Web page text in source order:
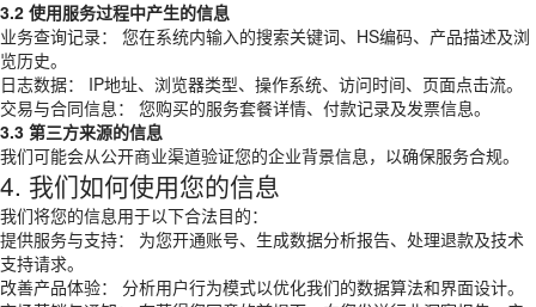
3.2 使用服务过程中产生的信息
业务查询记录： 您在系统内输入的搜索关键词、HS编码、产品描述及浏
览历史。
日志数据： IP地址、浏览器类型、操作系统、访问时间、页面点击流。
交易与合同信息： 您购买的服务套餐详情、付款记录及发票信息。
3.3 第三方来源的信息
我们可能会从公开商业渠道验证您的企业背景信息，以确保服务合规。
4. 我们如何使用您的信息
我们将您的信息用于以下合法目的：
提供服务与支持： 为您开通账号、生成数据分析报告、处理退款及技术
支持请求。
改善产品体验： 分析用户行为模式以优化我们的数据算法和界面设计。